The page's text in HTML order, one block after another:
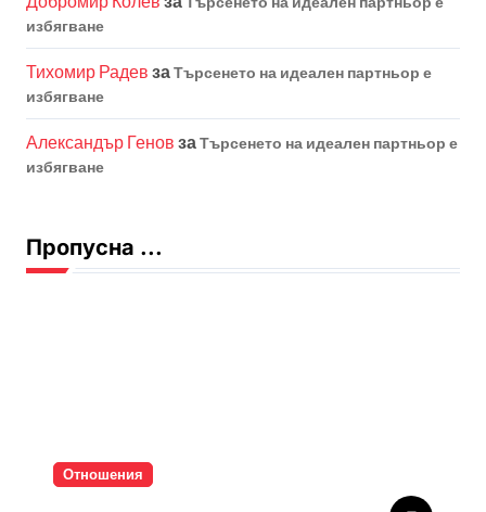
избягване
Тихомир Радев заТърсенето на идеален партньор е
избягване
Александър Генов заТърсенето на идеален партньор е
избягване
Пропусна ...
Отношения